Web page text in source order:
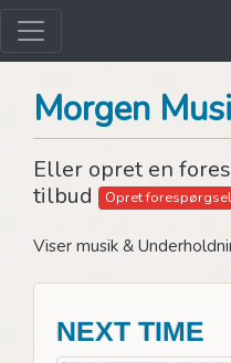
Morgen
Eller opret en
tilbud
Opret forespørgsel
Viser musik &
NEXT TIME